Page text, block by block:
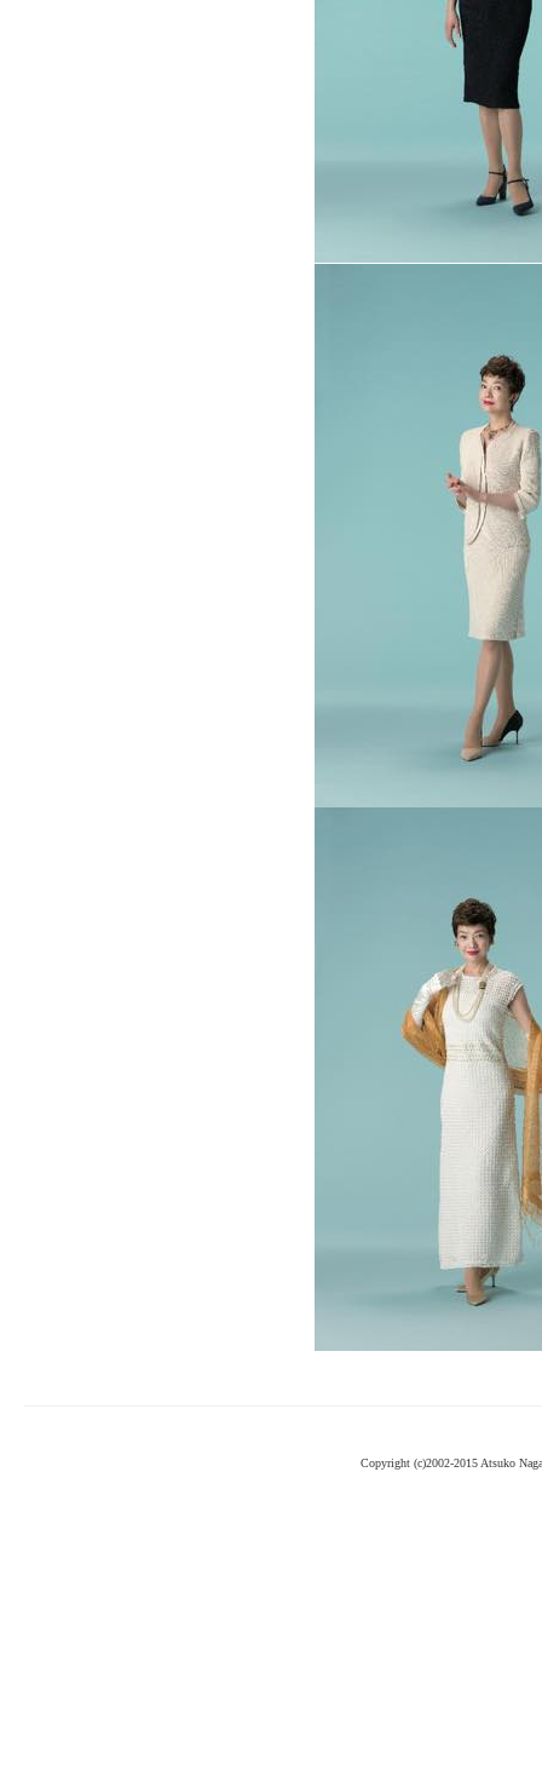
Copyright (c)2002-2015 Atsuko